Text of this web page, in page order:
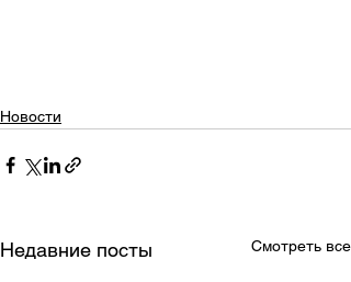
Новости
Недавние посты Смотреть все